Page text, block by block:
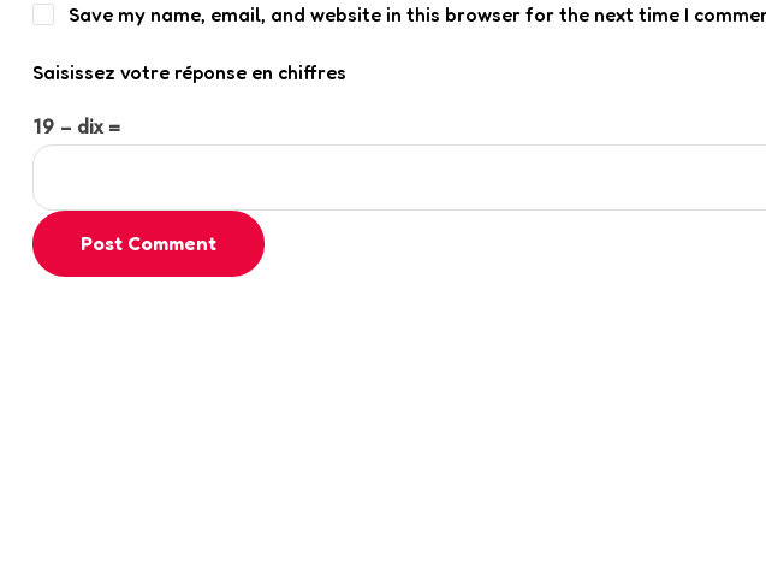
Save my name, email, and website in this browser for the next time I
Saisissez votre réponse en chiffres
19 − dix =
Post Comment